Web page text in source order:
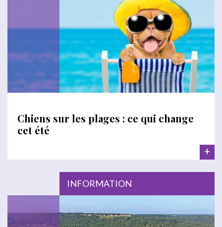
Chiens sur les plages : ce qui change
cet été
+
INFORMATION